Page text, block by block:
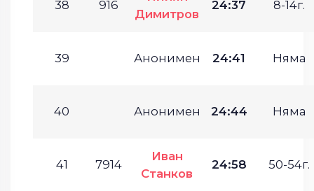
38 916
Димитров
24:37 8-14г.
39 Анонимен 24:41 Няма
40 Анонимен 24:44 Няма
41 7914
Иван
Станков
24:58 50-54г.